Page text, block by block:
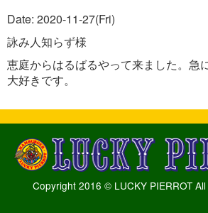
Date: 2020-11-27(Fri)
詠み人知らず様
恵庭からはるばるやって来ました。急
大好きです。
Copyright 2016 © LUCKY PIERROT